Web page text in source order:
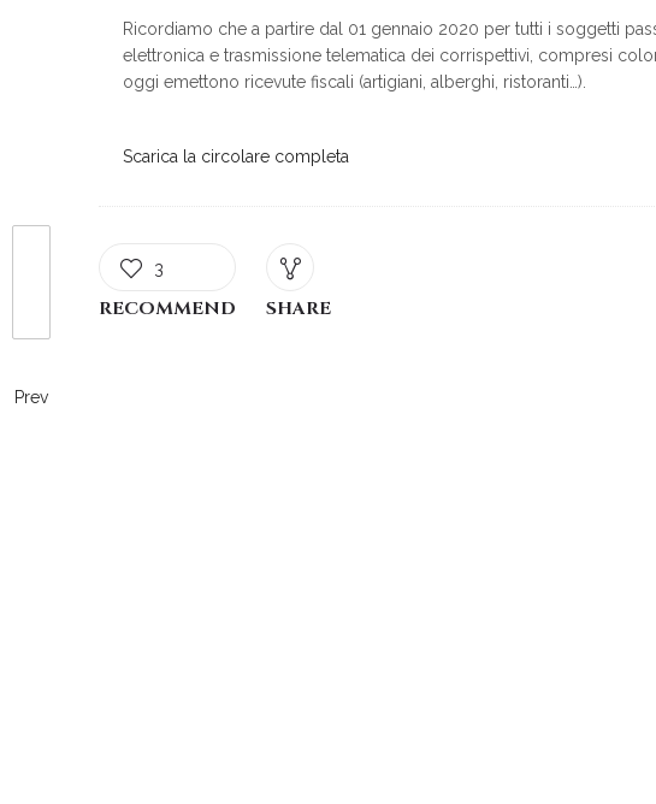
Prev
Ricordiamo che a partire dal 01 gennaio 2020 per tutti i soggetti
elettronica e trasmissione telematica dei corrispettivi, compresi
oggi emettono ricevute fiscali (artigiani, alberghi, ristoranti…).
Scarica la circolare completa
3
RECOMMEND SHARE